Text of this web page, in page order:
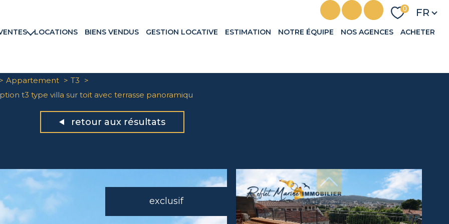
0 FR
commerciaux
LOCATIONS BIENS VENDUS GESTION LOCATIVE ESTIMATION NOTRE ÉQUIPE NOS AGENCES ACHETER
Appartement
T3
t3 type villa sur toit avec terrasse panoramiqu
retour aux résultats
exclusif